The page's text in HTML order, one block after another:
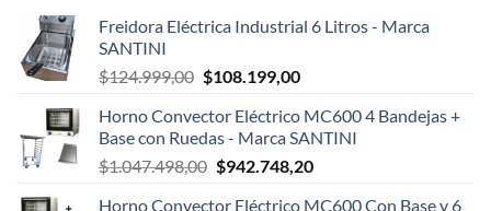
Freidora Eléctrica Industrial 6 Litros - Marca
SANTINI
$124.999,00 El
original
era:
$124.999,00.
$108.199,00El
actual
es:
$108.199,00.
Horno Convector Eléctrico MC600 4 Bandejas +
Base con Ruedas - Marca SANTINI
$1.047.498,00 El
$942.748,20El
Horno Convector Eléctrico MC600 Con Base y 6